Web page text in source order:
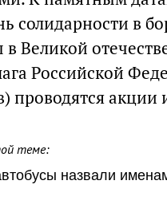
солидарности в
Великой
Российской
проводятся
теме:
назвали